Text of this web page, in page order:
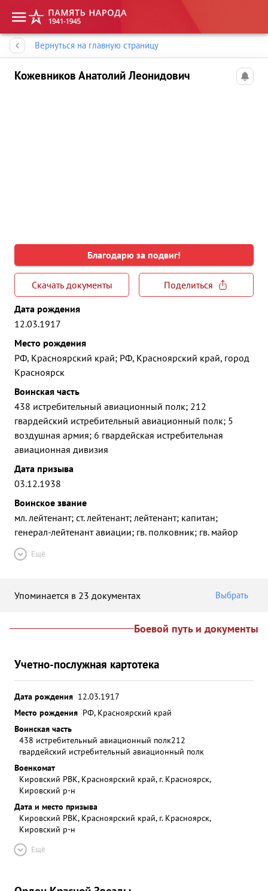
Вернуться на главную страницу
Кожевников Анатолий Леонидович
Благодарю за подвиг!
Скачать документы
Поделиться
Дата рождения
12.03.1917
Место рождения
РФ, Красноярский край; РФ, Красноярский край, город
Красноярск
Воинская часть
438 истребительный авиационный полк; 212
гвардейский истребительный авиационный полк; 5
воздушная армия; 6 гвардейская истребительная
авиационная дивизия
Дата призыва
03.12.1938
Воинское звание
мл. лейтенант; ст. лейтенант; лейтенант; капитан;
генерал-лейтенант авиации; гв. полковник; гв. майор
Ещё
Упоминается в 23 документах Выбрать
Боевой путь и документы
Учетно-послужная картотека
Дата рождения 12.03.1917
Место рождения РФ, Красноярский край
Воинская часть
438 истребительный авиационный полк212
гвардейский истребительный авиационный полк
Военкомат
Кировский РВК, Красноярский край, г. Красноярск,
Кировский р-н
Дата и место призыва
Кировский РВК, Красноярский край, г. Красноярск,
Кировский р-н
Ещё
Память народа